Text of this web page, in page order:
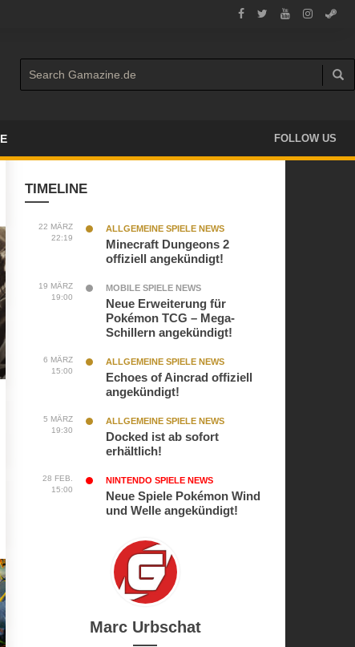
FOLLOW US
TIMELINE
22 MÄRZ
22:19
ALLGEMEINE SPIELE NEWS
Minecraft Dungeons 2
offiziell angekündigt!
19 MÄRZ
19:00
MOBILE SPIELE NEWS
Neue Erweiterung für
Pokémon TCG – Mega-
Schillern angekündigt!
6 MÄRZ
15:00
ALLGEMEINE SPIELE NEWS
Echoes of Aincrad offiziell
angekündigt!
5 MÄRZ
19:30
ALLGEMEINE SPIELE NEWS
Docked ist ab sofort
erhältlich!
28 FEB.
15:00
NINTENDO SPIELE NEWS
Neue Spiele Pokémon Wind
und Welle angekündigt!
Marc Urbschat